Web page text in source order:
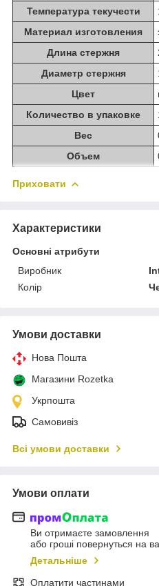
Температура текучести
Материал изготовления
Длина стержня
Диаметр стержня
Цвет
Количество в упаковке
Вес
Объем
Приховати
Характеристики
Основні атрибути
Виробник
Колір
Умови доставки
Нова Пошта
Магазини Rozetka
Укрпошта
Самовивіз
Всі умови доставки
Умови оплати
Ви отримаєте замовлення
або гроші повернуться на
Детальніше
Оплатити частинами